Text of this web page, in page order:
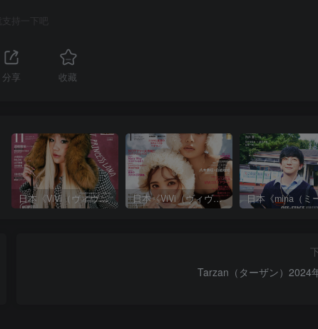
支持一下吧
分享 收藏
日本《ViVi（ヴィヴィ）》女性流行时尚杂志 PDF电子版【2025年·全年订阅】 日本《ViVi（ヴィヴィ）》女性流行时尚杂志 PDF电子版【2024年·全年订阅】
Tarzan（ターザン）2024